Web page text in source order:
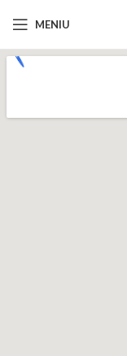
MENIU